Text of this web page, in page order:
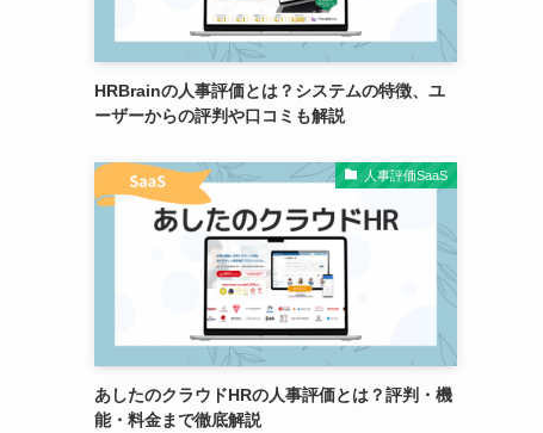
HRBrainの人事評価とは？システムの特徴、ユ
ーザーからの評判や口コミも解説
人事評価SaaS
あしたのクラウドHRの人事評価とは？評判・機
能・料金まで徹底解説